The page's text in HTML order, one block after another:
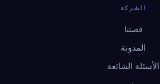
الشركة
قصتنا
المدونة
الأسئلة الشائعة